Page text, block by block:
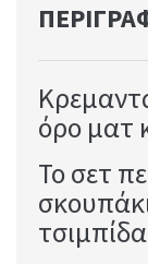
όρο ματ
Το σετ